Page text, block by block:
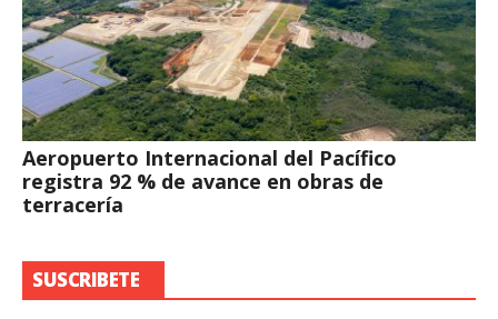
Aeropuerto Internacional del Pacífico
registra 92 % de avance en obras de
terracería
SUSCRIBETE